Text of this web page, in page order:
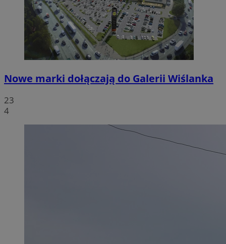
Nowe marki dołączają do Galerii Wiślanka
23
4